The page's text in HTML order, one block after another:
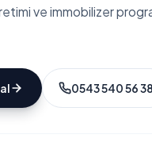
ve immobilizer
0543 540 56 38